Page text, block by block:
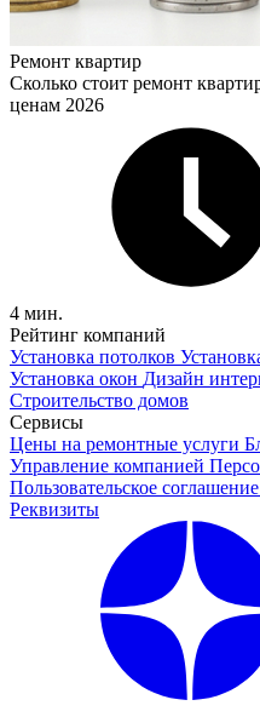
Ремонт квартир
Сколько стоит ремонт
ценам 2026
4 мин.
Рейтинг компаний
Установка потолков
Установка окон Дизайн
Строительство домов
Сервисы
Цены на ремонтные услуги
Управление компанией
Пользовательское соглашение
Реквизиты